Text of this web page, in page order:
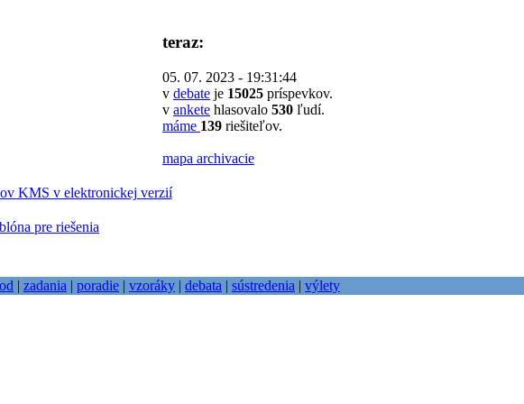
teraz:
05. 07. 2023 - 19:31:44
v debate je 15025 príspevkov.
v ankete hlasovalo 530 ľudí.
máme 139 riešiteľov.
mapa archivacie
KMS v elektronickej verzií
pre riešenia
| zadania | poradie | vzoráky | debata | sústredenia | výlety